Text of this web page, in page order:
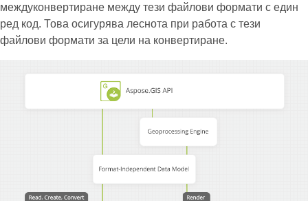
междуконвертиране между тези файлови формати с един
ред код. Това осигурява леснота при работа с тези
файлови формати за цели на конвертиране.